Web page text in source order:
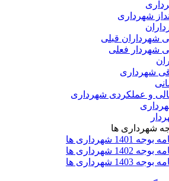
شهرداری
شهرداران قبلی
شهردار فعلی
شهرداری
و عملکردی شهرداری
شهرداری ها
1401 شهرداری ها
1402 شهرداری ها
1403 شهرداری ها